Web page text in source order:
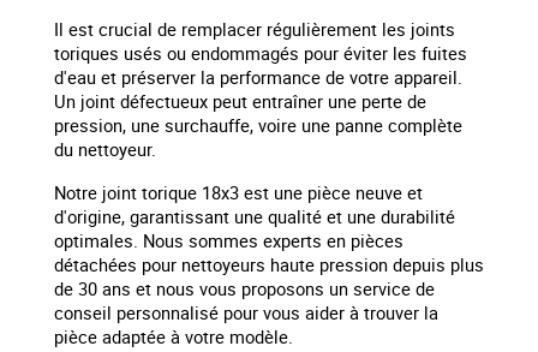
Il est crucial de remplacer régulièrement les joints
toriques usés ou endommagés pour éviter les fuites
d'eau et préserver la performance de votre appareil.
Un joint défectueux peut entraîner une perte de
pression, une surchauffe, voire une panne complète
du nettoyeur.
Notre joint torique 18x3 est une pièce neuve et
d'origine, garantissant une qualité et une durabilité
optimales. Nous sommes experts en pièces
détachées pour nettoyeurs haute pression depuis plus
de 30 ans et nous vous proposons un service de
conseil personnalisé pour vous aider à trouver la
pièce adaptée à votre modèle.